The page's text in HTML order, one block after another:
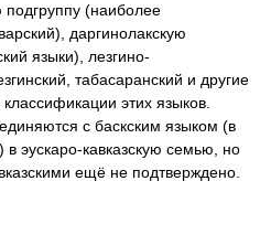
подгруппу (наиболее
даргинолакскую
языки), лезгино-
табасаранский и другие
этих языков.
с баскским языком (в
эускаро-кавказскую семью, но
ещё не подтверждено.